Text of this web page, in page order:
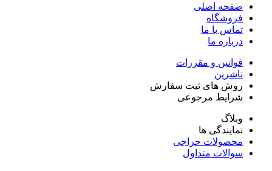
صفحه اصلی
فروشگاه
تماس با ما
درباره ما
قوانین و مقررات
ناشرین
روش های ثبت سفارش
شرایط مرجوعی
وبلاگ
نمایندگی ها
محصولات حراجی
سوالات متداول